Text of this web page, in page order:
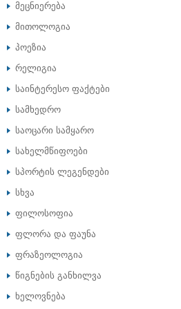
მეცნიერება
მითოლოგია
პოეზია
რელიგია
საინტერესო ფაქტები
სამხედრო
საოცარი სამყარო
სახელმწიფოები
სპორტის ლეგენდები
სხვა
ფილოსოფია
ფლორა და ფაუნა
ფრაზეოლოგია
წიგნების განხილვა
ხელოვნება